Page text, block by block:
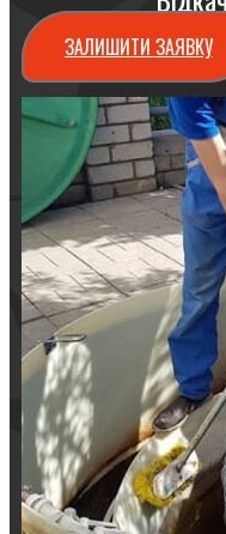
ЗАЛИШИТИ ЗАЯВКУ